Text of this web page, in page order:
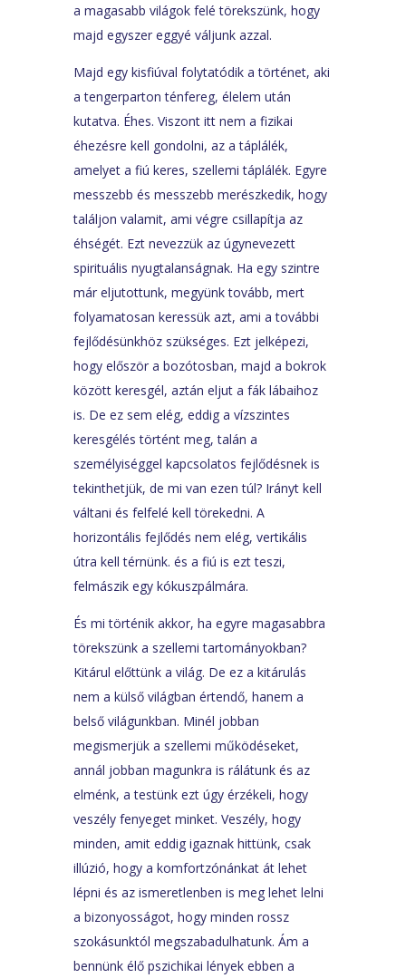
a magasabb világok felé törekszünk, hogy
majd egyszer eggyé váljunk azzal.
Majd egy kisfiúval folytatódik a történet, aki
a tengerparton ténfereg, élelem után
kutatva. Éhes. Viszont itt nem a fizikai
éhezésre kell gondolni, az a táplálék,
amelyet a fiú keres, szellemi táplálék. Egyre
messzebb és messzebb merészkedik, hogy
találjon valamit, ami végre csillapítja az
éhségét. Ezt nevezzük az úgynevezett
spirituális nyugtalanságnak. Ha egy szintre
már eljutottunk, megyünk tovább, mert
folyamatosan keressük azt, ami a további
fejlődésünkhöz szükséges. Ezt jelképezi,
hogy először a bozótosban, majd a bokrok
között keresgél, aztán eljut a fák lábaihoz
is. De ez sem elég, eddig a vízszintes
keresgélés történt meg, talán a
személyiséggel kapcsolatos fejlődésnek is
tekinthetjük, de mi van ezen túl? Irányt kell
váltani és felfelé kell törekedni. A
horizontális fejlődés nem elég, vertikális
útra kell térnünk. és a fiú is ezt teszi,
felmászik egy kókuszpálmára.
És mi történik akkor, ha egyre magasabbra
törekszünk a szellemi tartományokban?
Kitárul előttünk a világ. De ez a kitárulás
nem a külső világban értendő, hanem a
belső világunkban. Minél jobban
megismerjük a szellemi működéseket,
annál jobban magunkra is rálátunk és az
elménk, a testünk ezt úgy érzékeli, hogy
veszély fenyeget minket. Veszély, hogy
minden, amit eddig igaznak hittünk, csak
illúzió, hogy a komfortzónánkat át lehet
lépni és az ismeretlenben is meg lehet lelni
a bizonyosságot, hogy minden rossz
szokásunktól megszabadulhatunk. Ám a
bennünk élő pszichikai lények ebben a